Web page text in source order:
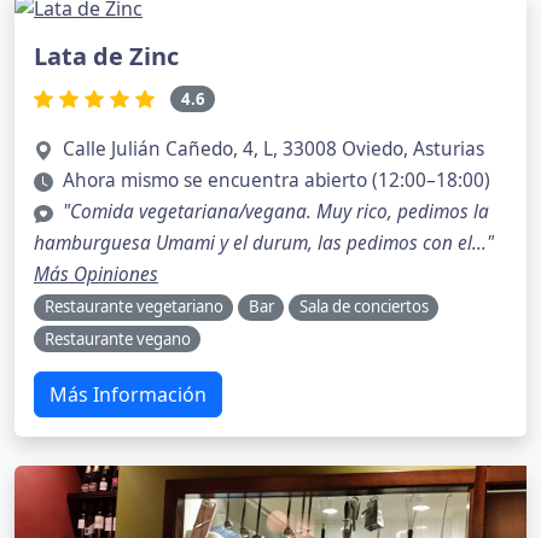
Lata de Zinc
4.6
Calle Julián Cañedo, 4, L, 33008 Oviedo, Asturias
Ahora mismo se encuentra abierto (12:00–18:00)
"Comida vegetariana/vegana. Muy rico, pedimos la
hamburguesa Umami y el durum, las pedimos con el..."
Más Opiniones
Restaurante vegetariano Bar
Sala de conciertos
Restaurante vegano
Más Información